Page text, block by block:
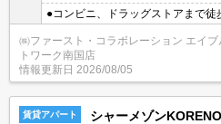
●コンビニ、ドラッグストアまで
●ＪＲ後免駅から徒歩７分
㈱ファースト・コラボレーション エイブ
トワーク南国店
情報更新日 2026/08/05
賃貸アパート シャーメゾン